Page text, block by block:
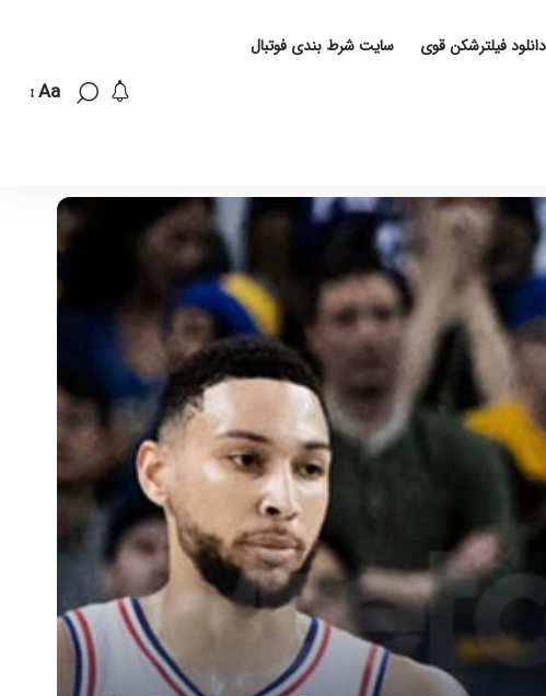
دانلود فیلترشکن قوی سایت شرط بندی فوتبال
Aa